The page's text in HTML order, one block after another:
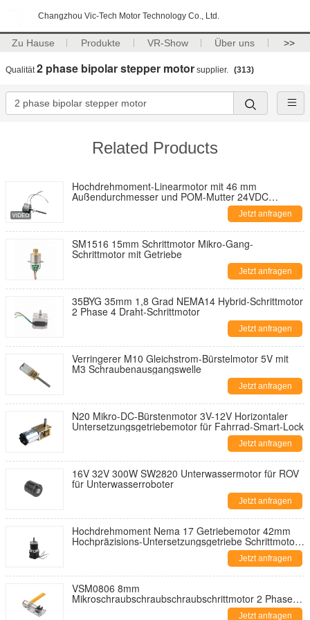
Changzhou Vic-Tech Motor Technology Co., Ltd.
Zu Hause Produkte VR-Show Über uns >>
Qualität2 phase bipolar stepper motor supplier. (313)
Related Products
Hochdrehmoment-Linearmotor mit 46 mm
Außendurchmesser und POM-Mutter 24VDC
Jetzt anfragen
SM1516 15mm Schrittmotor Mikro-Gang-
Schrittmotor mit Getriebe
Jetzt anfragen
35BYG 35mm 1,8 Grad NEMA14 Hybrid-Schrittmotor
2 Phase 4 Draht-Schrittmotor
Jetzt anfragen
Verringerer M10 Gleichstrom-Bürstelmotor 5V mit
M3 Schraubenausgangswelle
Jetzt anfragen
N20 Mikro-DC-Bürstenmotor 3V-12V Horizontaler
Untersetzungsgetriebemotor für Fahrrad-Smart-Lock
Jetzt anfragen
16V 32V 300W SW2820 Unterwassermotor für ROV
für Unterwasserroboter
Jetzt anfragen
Hochdrehmoment Nema 17 Getriebemotor 42mm
Hochpräzisions-Untersetzungsgetriebe Schrittmotor
Jetzt anfragen
VSM0806 8mm
Mikroschraubschraubschraubschrittmotor 2 Phasen
Schraubschraubschrittmotor auf Kameraobjektiv
Jetzt anfragen